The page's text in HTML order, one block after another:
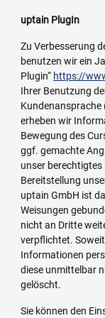
uptain PlugIn
Zu Verbesserung
benutzen wir ein
Plugin“ https://
Ihrer Benutzung
Kundenansprache
erheben wir
Bewegung des
ggf. gemachte
unser
Bereitstellung
uptain GmbH ist
Weisungen
nicht an Dritte
verpflichtet.
Informationen
diese unmittelbar
gelöscht.
Sie können den